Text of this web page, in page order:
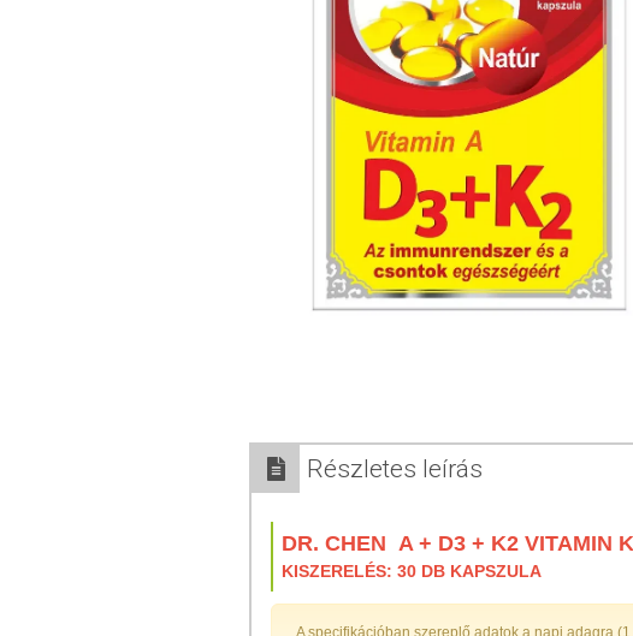
Részletes leírás
DR. CHEN A + D3 + K2 VITAMIN
KISZERELÉS: 30 DB KAPSZULA
A specifikációban szereplő adatok a napi adagra